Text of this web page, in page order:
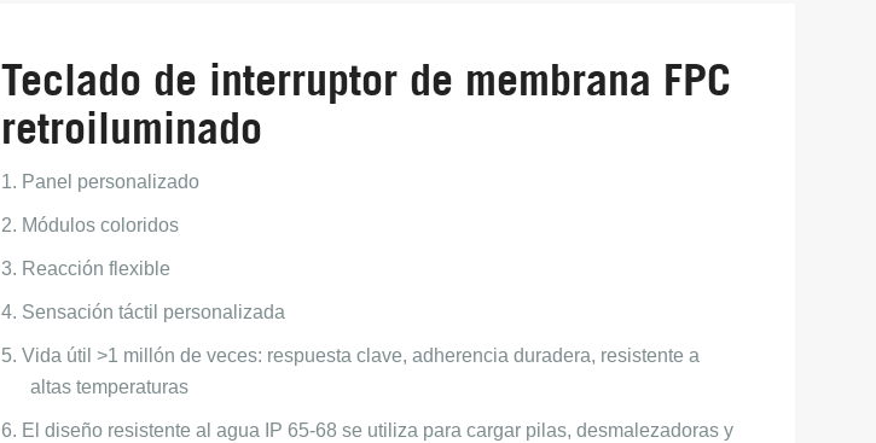
Teclado de interruptor de membrana FPC
retroiluminado
1. Panel personalizado
2. Módulos coloridos
3. Reacción flexible
4. Sensación táctil personalizada
5. Vida útil >1 millón de veces: respuesta clave, adherencia duradera, resistente a
altas temperaturas
6. El diseño resistente al agua IP 65-68 se utiliza para cargar pilas, desmalezadoras y